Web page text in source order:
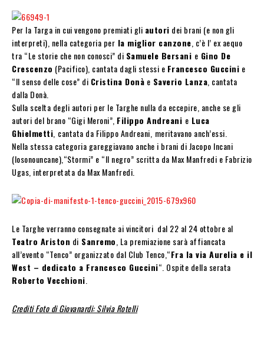
Per la Targa in cui vengono premiati gli autori dei brani (e non gli
interpreti), nella categoria per la miglior canzone , c’è l’ ex aequo
tra “Le storie che non conosci” di Samuele Bersani e Gino De
Crescenzo (Pacifico), cantata dagli stessi e Francesco Guccini e
“Il senso delle cose” di Cristina Donà e Saverio Lanza , cantata
dalla Donà.
Sulla scelta degli autori per le Targhe nulla da eccepire, anche se gli
autori del brano “Gigi Meroni”, Filippo Andreani e Luca
Ghielmetti cantata da Filippo Andreani, meritavano anch’essi.
Nella stessa categoria gareggiavano anche i brani di Jacopo Incani
(Iosonouncane),“Stormi” e “Il negro” scritta da Max Manfredi e Fabrizio
Ugas, interpretata da Max Manfredi.
Le Targhe verranno consegnate ai vincitori dal 22 al 24 ottobre al
Teatro Ariston di Sanremo , La premiazione sarà affiancata
all’evento “Tenco” organizzato dal Club Tenco,“Fra la via Aurelia e il
West – dedicato a Francesco Guccini“. Ospite della serata
Roberto Vecchioni
Crediti Foto di Giovanardi: Silvia Rotelli